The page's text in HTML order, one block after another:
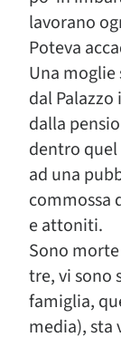
lavorano
Poteva
Una
dal
dalla
dentro
ad una
commossa
e attoniti.
Sono
tre, vi sono
famiglia,
media), sta